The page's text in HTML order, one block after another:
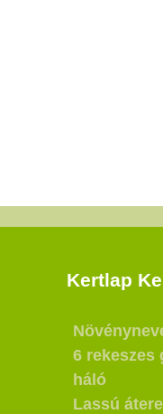
Kertlap
6 rekeszes
háló
Lassú